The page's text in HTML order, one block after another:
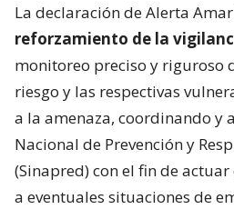
La declaración de Alerta
reforzamiento de la
monitoreo preciso y riguroso
riesgo y las respectivas
a la amenaza, coordinando y
Nacional de Prevención y
(Sinapred) con el fin de
a eventuales situaciones de